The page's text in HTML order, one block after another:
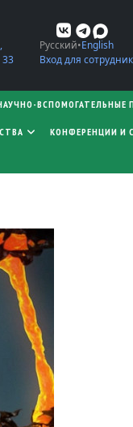
33
Русский English
Вход для
ВСПОМОГАТЕЛЬНЫЕ
КОНФЕРЕНЦИИ И